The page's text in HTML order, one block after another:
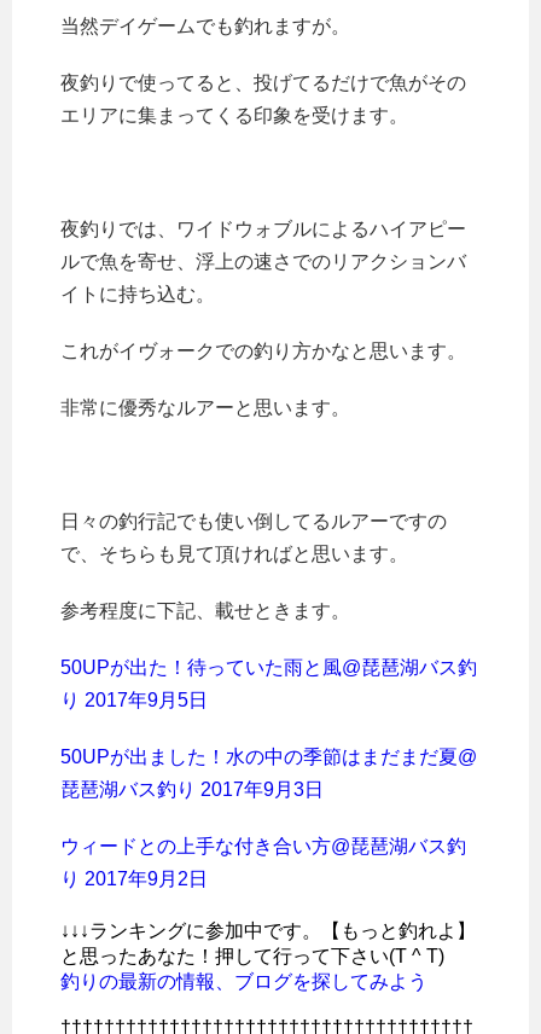
当然デイゲームでも釣れますが。
夜釣りで使ってると、投げてるだけで魚がその
エリアに集まってくる印象を受けます。
夜釣りでは、ワイドウォブルによるハイアピー
ルで魚を寄せ、浮上の速さでのリアクションバ
イトに持ち込む。
これがイヴォークでの釣り方かなと思います。
非常に優秀なルアーと思います。
日々の釣行記でも使い倒してるルアーですの
で、そちらも見て頂ければと思います。
参考程度に下記、載せときます。
50UPが出た！待っていた雨と風@琵琶湖バス釣
り 2017年9月5日
50UPが出ました！水の中の季節はまだまだ夏@
琵琶湖バス釣り 2017年9月3日
ウィードとの上手な付き合い方@琵琶湖バス釣
り 2017年9月2日
↓↓↓ランキングに参加中です。【もっと釣れよ】
と思ったあなた！押して行って下さい(T ^ T)
釣りの最新の情報、ブログを探してみよう
††††††††††††††††††††††††††††††††††††††